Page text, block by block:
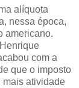
alíquota
nessa época,
americano.
com a
que o imposto
mais atividade